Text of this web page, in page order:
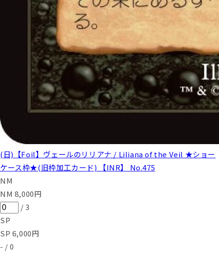
(日)【Foil】ヴェールのリリアナ / Liliana of the Veil ★ショー
ケース枠★(旧枠加工カード) 【INR】 No.475
NM
NM 8,000円
/3
SP
SP 6,000円
- / 0